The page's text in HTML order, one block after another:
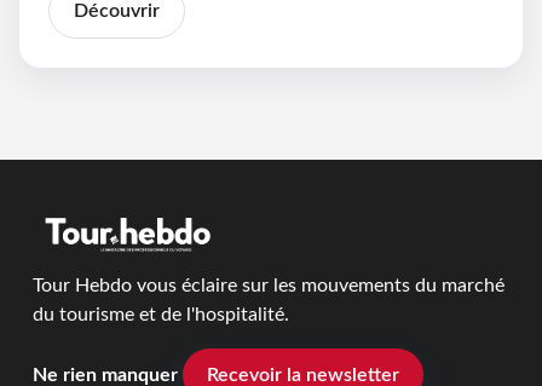
Découvrir
Tour Hebdo vous éclaire sur les mouvements du marché
du tourisme et de l'hospitalité.
Ne rien manquer Recevoir la newsletter